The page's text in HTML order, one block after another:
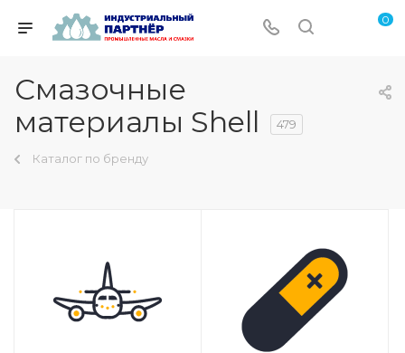
0
Смазочные
материалы Shell
479
Каталог по бренду